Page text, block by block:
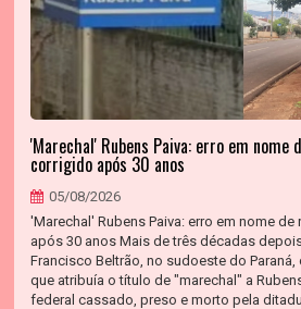
'Marechal' Rubens Paiva: erro em nome
corrigido após 30 anos
05/08/2026
'Marechal' Rubens Paiva: erro em nome de
após 30 anos Mais de três décadas
Francisco Beltrão, no sudoeste do
que atribuía o título de "marechal" a
federal cassado, preso e morto pela